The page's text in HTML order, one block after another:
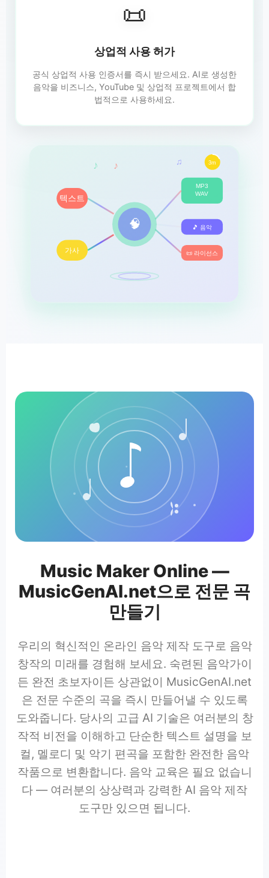
📜
상업적 사용 허가
공식 상업적 사용 인증서를 즉시 받으세요. AI로 생성한
음악을 비즈니스, YouTube 및 상업적 프로젝트에서 합
법적으로 사용하세요.
🧠
텍스트
가사
MP3
WAV
🎵 음악
📜 라이선스
♪ ♫
♪ 3m
Music Maker Online —
MusicGenAI.net으로 전문 곡
만들기
우리의 혁신적인 온라인 음악 제작 도구로 음악
창작의 미래를 경험해 보세요. 숙련된 음악가이
든 완전 초보자이든 상관없이 MusicGenAI.net
은 전문 수준의 곡을 즉시 만들어낼 수 있도록
도와줍니다. 당사의 고급 AI 기술은 여러분의 창
작적 비전을 이해하고 단순한 텍스트 설명을 보
컬, 멜로디 및 악기 편곡을 포함한 완전한 음악
작품으로 변환합니다. 음악 교육은 필요 없습니
다 — 여러분의 상상력과 강력한 AI 음악 제작
도구만 있으면 됩니다.